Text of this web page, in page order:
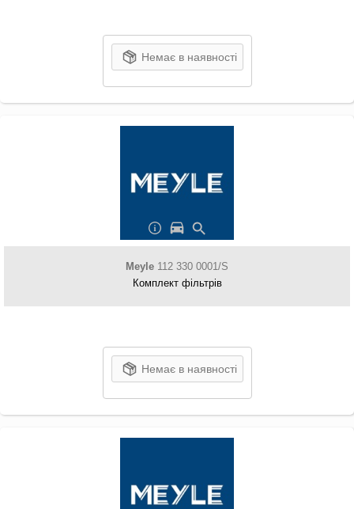
Немає в наявності
Meyle 112 330 0001/S
Комплект фільтрів
Немає в наявності